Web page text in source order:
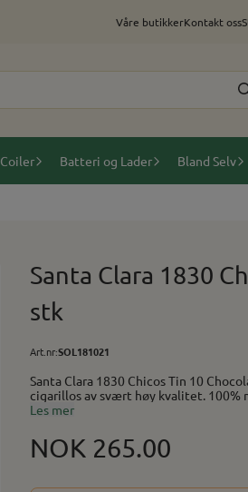
Våre butikkerKontakt oss
Coiler Batteri og Lader Bland Selv
Santa Clara 1830
stk
Art.nr:SOL181021
Santa Clara 1830 Chicos Tin 10 Chocolate, 10 stk Chicos er
cigarillos av svært høy kvalitet. 100%
er en annen liga kvalitetsmessig enn
Mild Gauge: 21 Lengde: 9cm
Les mer
NOK 265.00